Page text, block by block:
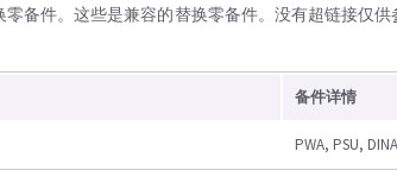
备件。这些是兼容的替换零备件。没有超链接仅
备件详情
PWA, PSU,